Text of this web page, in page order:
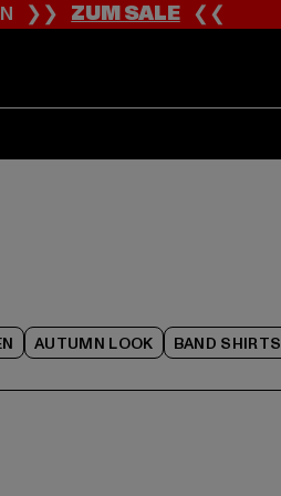
❯❯ZUM SALE❮❮
AUTUMN LOOK BAND SHIRTS